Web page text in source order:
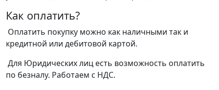
Как оплатить?
Оплатить покупку можно как наличными так и
кредитной или дебитовой картой.
Для Юридических лиц есть возможность оплатить
по безналу. Работаем с НДС.